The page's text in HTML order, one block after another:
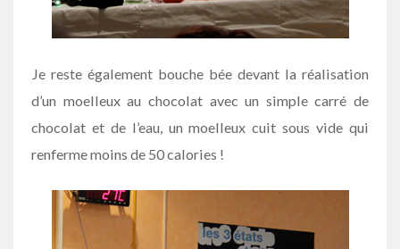
Je reste également bouche bée devant la réalisation
d’un moelleux au chocolat avec un simple carré de
chocolat et de l’eau, un moelleux cuit sous vide qui
renferme moins de 50 calories !